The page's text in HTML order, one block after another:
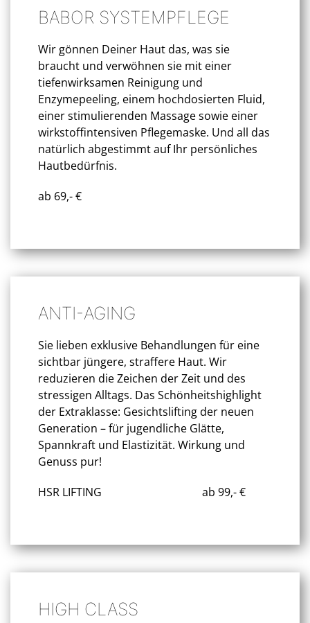
BABOR SYSTEMPFLEGE
Wir gönnen Deiner Haut das, was sie
braucht und verwöhnen sie mit einer
tiefenwirksamen Reinigung und
Enzymepeeling, einem hochdosierten Fluid,
einer stimulierenden Massage sowie einer
wirkstoffintensiven Pflegemaske. Und all das
natürlich abgestimmt auf Ihr persönliches
Hautbedürfnis.
ab 69,- €
ANTI-AGING
Sie lieben exklusive Behandlungen für eine
sichtbar jüngere, straffere Haut. Wir
reduzieren die Zeichen der Zeit und des
stressigen Alltags. Das Schönheitshighlight
der Extraklasse: Gesichtslifting der neuen
Generation – für jugendliche Glätte,
Spannkraft und Elastizität. Wirkung und
Genuss pur!
HSR LIFTING
ab 99,- €
HIGH CLASS